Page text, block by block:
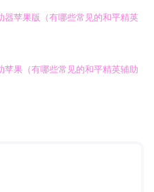
器苹果版（有哪些常见的和平精英
苹果（有哪些常见的和平精英辅助